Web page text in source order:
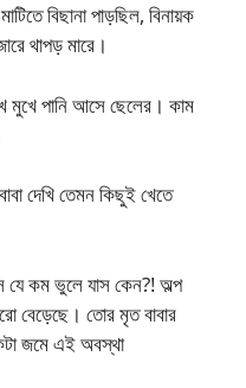
বিছানা পাড়ছিল, বিনায়ক
থাপড় মারে।
মুখে পানি আসে ছেলের। কাম
দেখি তেমন কিছুই খেতে
যে কম ভুলে যাস কেন?! অল্প
বেড়েছে। তোর মৃত বাবার
জমে এই অবস্থা